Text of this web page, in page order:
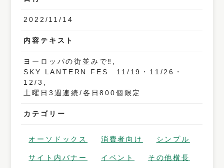
2022/11/14
内容テキスト
ヨーロッパの街並みで‼,
SKY LANTERN FES 11/19・11/26・
12/3,
土曜日3週連続/各日800個限定
カテゴリー
オーソドックス 消費者向け シンプル
サイト内バナー イベント その他横長